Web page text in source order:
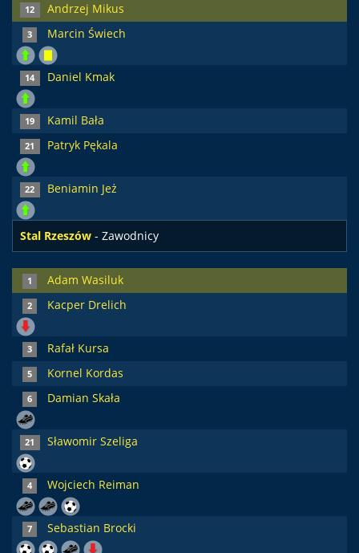
12 Andrzej Mikus
3 Marcin Świech
14 Daniel Kmak
19 Kamil Bała
21 Patryk Pękala
22 Beniamin Jeż
Stal Rzeszów - Zawodnicy
1 Adam Wasiluk
2 Kacper Drelich
3 Rafał Kursa
5 Kornel Kordas
6 Damian Skała
21 Sławomir Szeliga
4 Wojciech Reiman
7 Sebastian Brocki